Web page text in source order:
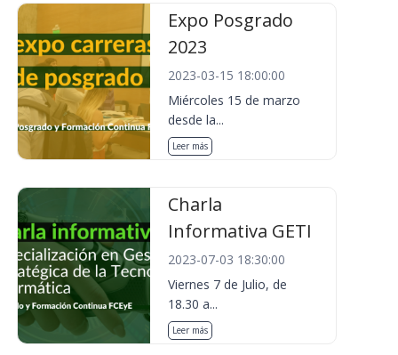
Expo Posgrado
2023
2023-03-15 18:00:00
Miércoles 15 de marzo
desde la...
Leer más
Charla
Informativa GETI
2023-07-03 18:30:00
Viernes 7 de Julio, de
18.30 a...
Leer más